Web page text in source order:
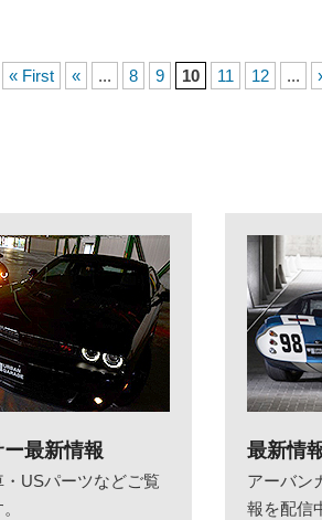
« First « ... 8 9 10 11 12 ...
最新情報
USパーツなどご覧
最新情
アーバン
報を配信